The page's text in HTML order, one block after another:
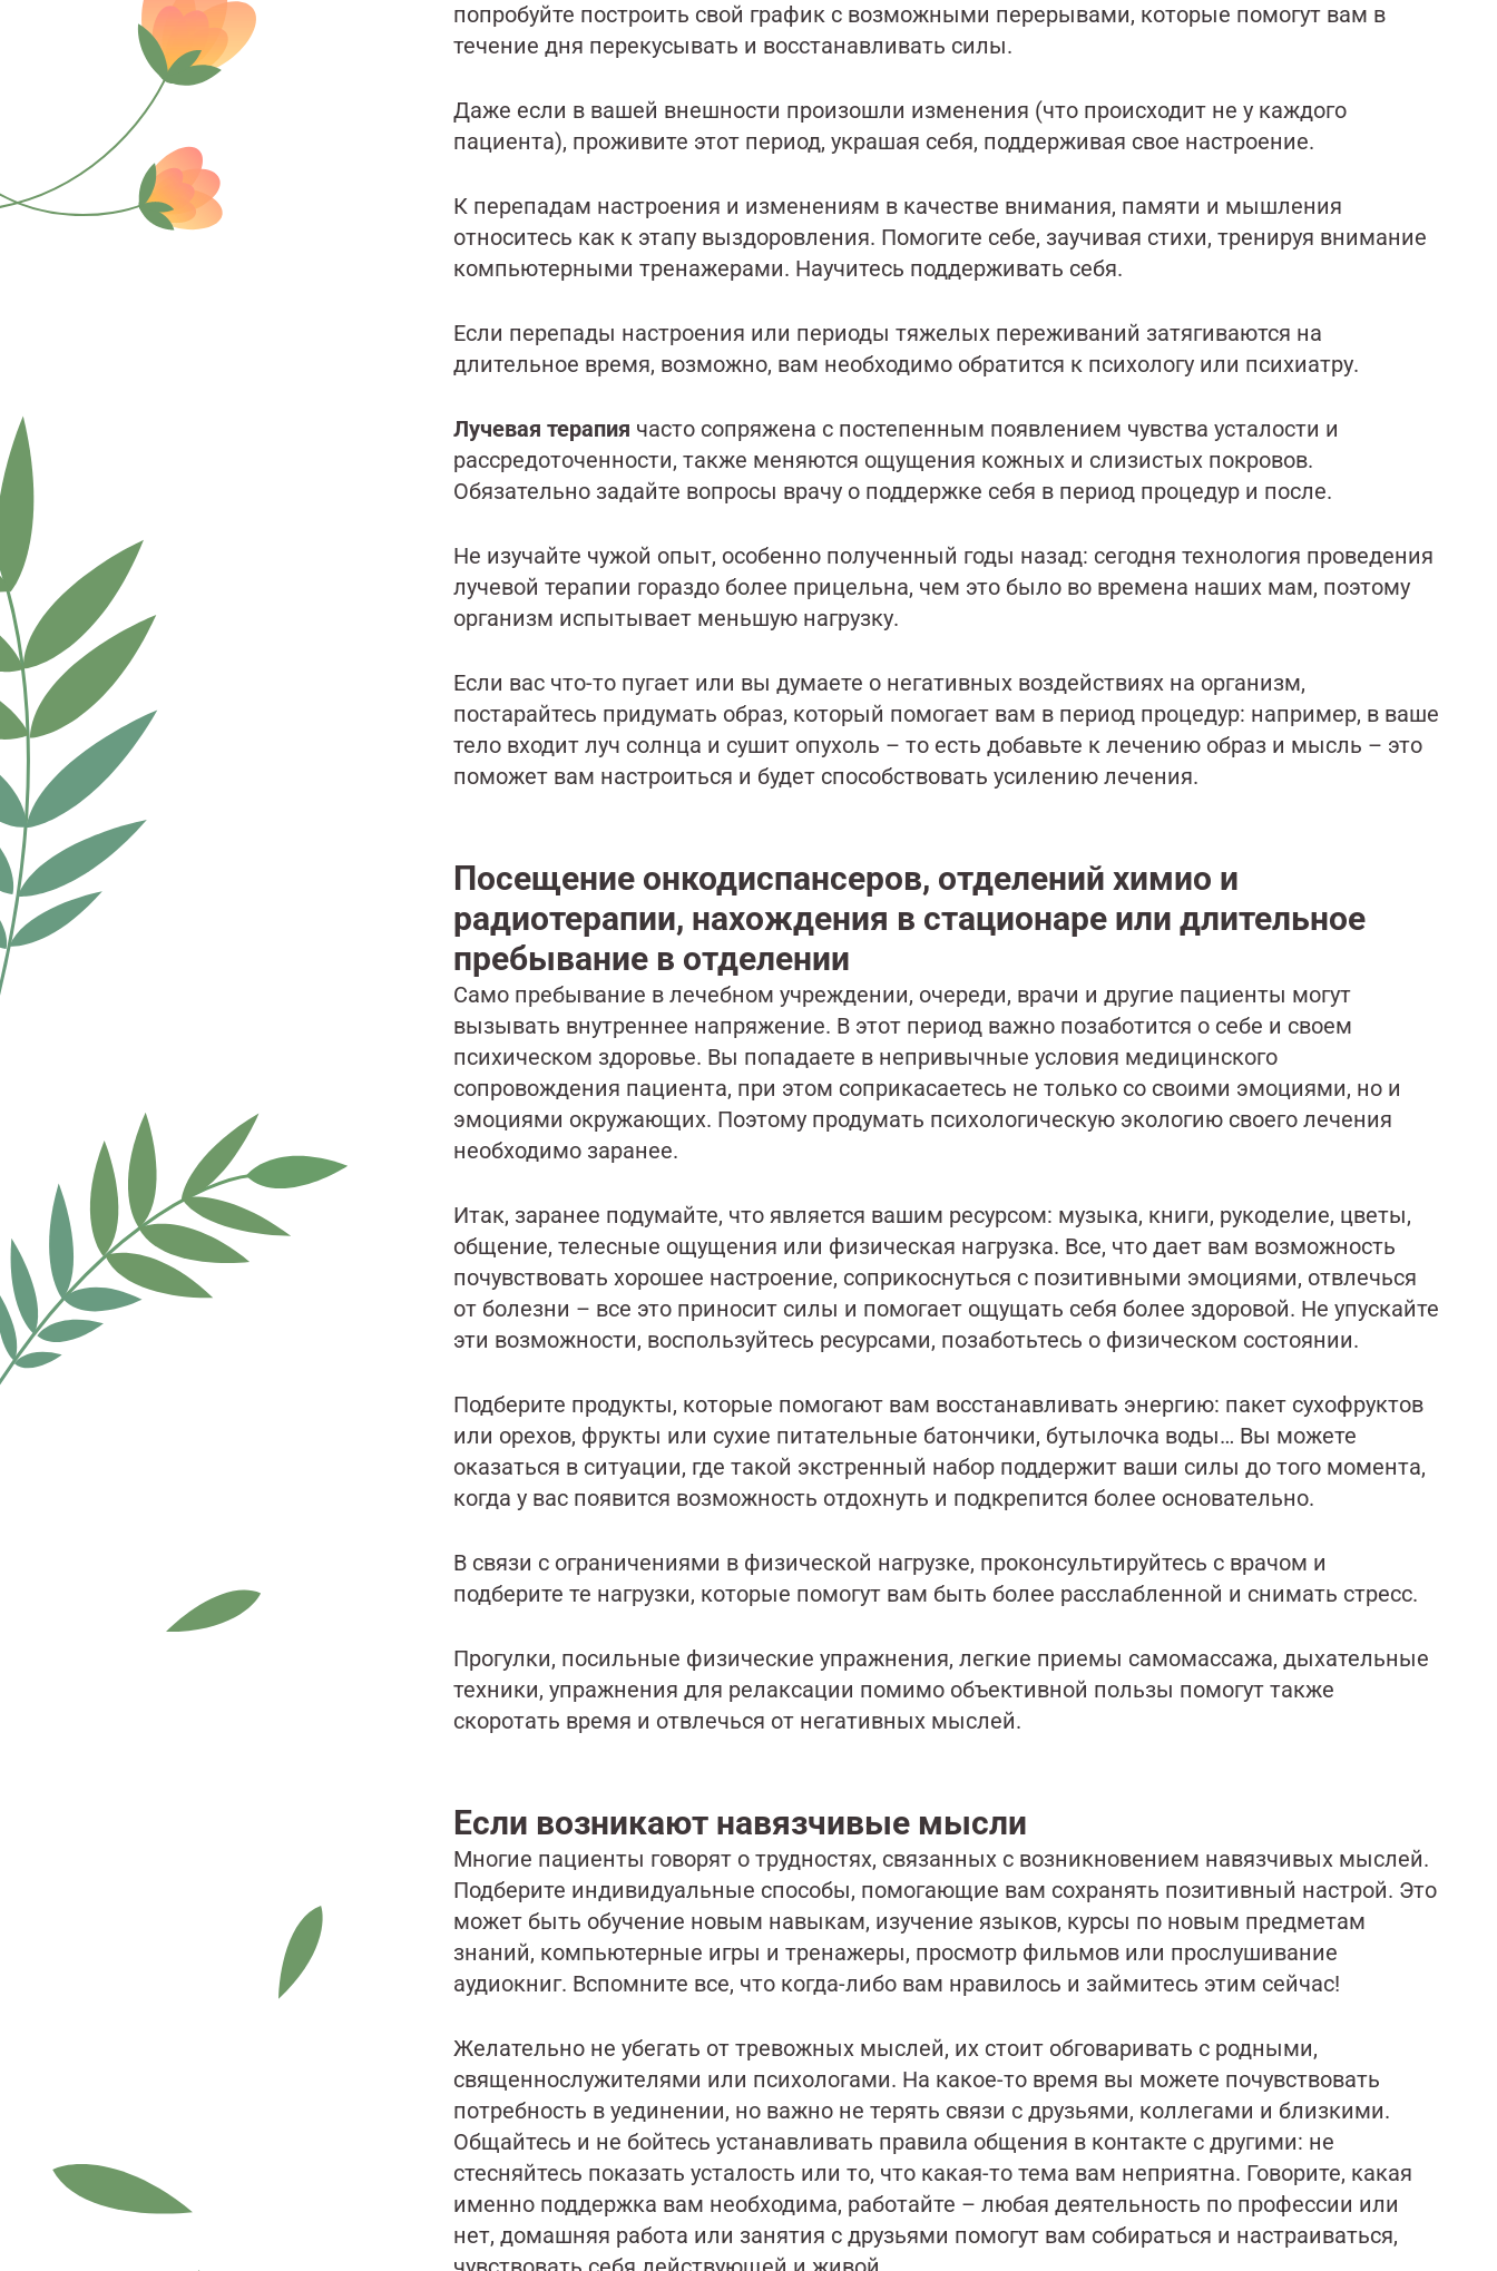
попробуйте построить свой график с возможными перерывами, которые помогут вам в
течение дня перекусывать и восстанавливать силы.
Даже если в вашей внешности произошли изменения (что происходит не у каждого
пациента), проживите этот период, украшая себя, поддерживая свое настроение.
К перепадам настроения и изменениям в качестве внимания, памяти и мышления
относитесь как к этапу выздоровления. Помогите себе, заучивая стихи, тренируя внимание
компьютерными тренажерами. Научитесь поддерживать себя.
Если перепады настроения или периоды тяжелых переживаний затягиваются на
длительное время, возможно, вам необходимо обратится к психологу или психиатру.
Лучевая терапия часто сопряжена с постепенным появлением чувства усталости и
рассредоточенности, также меняются ощущения кожных и слизистых покровов.
Обязательно задайте вопросы врачу о поддержке себя в период процедур и после.
Не изучайте чужой опыт, особенно полученный годы назад: сегодня технология проведения
лучевой терапии гораздо более прицельна, чем это было во времена наших мам, поэтому
организм испытывает меньшую нагрузку.
Если вас что-то пугает или вы думаете о негативных воздействиях на организм,
постарайтесь придумать образ, который помогает вам в период процедур: например, в ваше
тело входит луч солнца и сушит опухоль – то есть добавьте к лечению образ и мысль – это
поможет вам настроиться и будет способствовать усилению лечения.
Посещение онкодиспансеров, отделений химио и
радиотерапии, нахождения в стационаре или длительное
пребывание в отделении
Само пребывание в лечебном учреждении, очереди, врачи и другие пациенты могут
вызывать внутреннее напряжение. В этот период важно позаботится о себе и своем
психическом здоровье. Вы попадаете в непривычные условия медицинского
сопровождения пациента, при этом соприкасаетесь не только со своими эмоциями, но и
эмоциями окружающих. Поэтому продумать психологическую экологию своего лечения
необходимо заранее.
Итак, заранее подумайте, что является вашим ресурсом: музыка, книги, рукоделие, цветы,
общение, телесные ощущения или физическая нагрузка. Все, что дает вам возможность
почувствовать хорошее настроение, соприкоснуться с позитивными эмоциями, отвлечься
от болезни – все это приносит силы и помогает ощущать себя более здоровой. Не упускайте
эти возможности, воспользуйтесь ресурсами, позаботьтесь о физическом состоянии.
Подберите продукты, которые помогают вам восстанавливать энергию: пакет сухофруктов
или орехов, фрукты или сухие питательные батончики, бутылочка воды… Вы можете
оказаться в ситуации, где такой экстренный набор поддержит ваши силы до того момента,
когда у вас появится возможность отдохнуть и подкрепится более основательно.
В связи с ограничениями в физической нагрузке, проконсультируйтесь с врачом и
подберите те нагрузки, которые помогут вам быть более расслабленной и снимать стресс.
Прогулки, посильные физические упражнения, легкие приемы самомассажа, дыхательные
техники, упражнения для релаксации помимо объективной пользы помогут также
скоротать время и отвлечься от негативных мыслей.
Если возникают навязчивые мысли
Многие пациенты говорят о трудностях, связанных с возникновением навязчивых мыслей.
Подберите индивидуальные способы, помогающие вам сохранять позитивный настрой. Это
может быть обучение новым навыкам, изучение языков, курсы по новым предметам
знаний, компьютерные игры и тренажеры, просмотр фильмов или прослушивание
аудиокниг. Вспомните все, что когда-либо вам нравилось и займитесь этим сейчас!
Желательно не убегать от тревожных мыслей, их стоит обговаривать с родными,
священнослужителями или психологами. На какое-то время вы можете почувствовать
потребность в уединении, но важно не терять связи с друзьями, коллегами и близкими.
Общайтесь и не бойтесь устанавливать правила общения в контакте с другими: не
стесняйтесь показать усталость или то, что какая-то тема вам неприятна. Говорите, какая
именно поддержка вам необходима, работайте – любая деятельность по профессии или
нет, домашняя работа или занятия с друзьями помогут вам собираться и настраиваться,